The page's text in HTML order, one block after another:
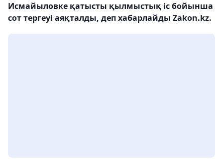
Исмайыловке қатысты қылмыстық іс бойынша
сот тергеуі аяқталды, деп хабарлайды Zakon.kz.